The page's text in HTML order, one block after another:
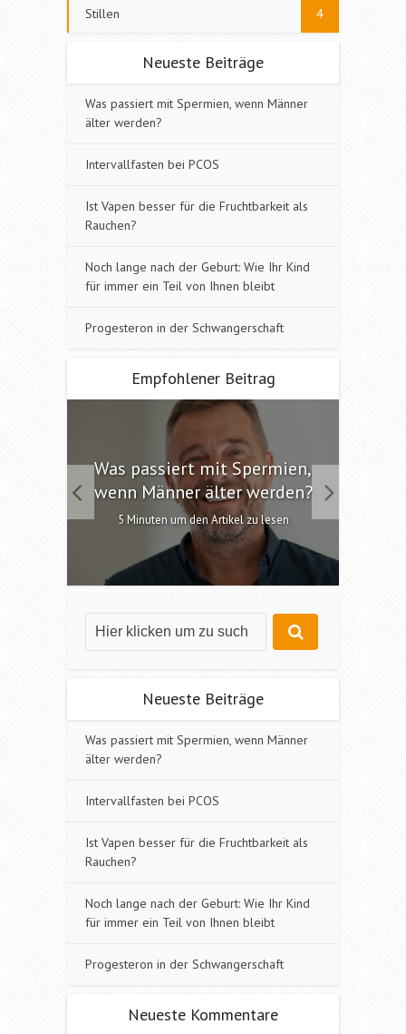
Stillen 4
Neueste Beiträge
Was passiert mit Spermien, wenn Männer
älter werden?
Intervallfasten bei PCOS
Ist Vapen besser für die Fruchtbarkeit als
Rauchen?
Noch lange nach der Geburt: Wie Ihr Kind
für immer ein Teil von Ihnen bleibt
Progesteron in der Schwangerschaft
Empfohlener Beitrag
Was passiert mit Spermien,
wenn Männer älter werden?
5 Minuten um den Artikel zu lesen
Neueste Beiträge
Was passiert mit Spermien, wenn Männer
älter werden?
Intervallfasten bei PCOS
Ist Vapen besser für die Fruchtbarkeit als
Rauchen?
Noch lange nach der Geburt: Wie Ihr Kind
für immer ein Teil von Ihnen bleibt
Progesteron in der Schwangerschaft
Neueste Kommentare